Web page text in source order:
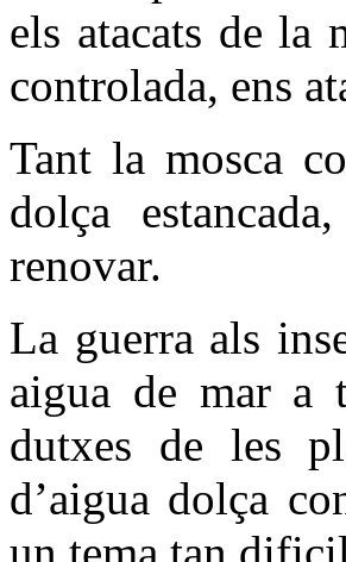
els atacats de la
controlada, ens
Tant la mosca
dolça
renovar.
La guerra als
aigua de mar a
dutxes de les
d’aigua dolça
un tema tan dificil.